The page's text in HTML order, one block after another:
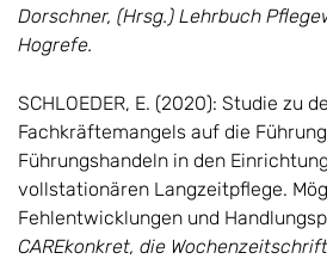
Dorschner, (Hrsg.) Lehrbuch
Hogrefe.
SCHLOEDER, E. (2020): Studie zu
Fachkräftemangels auf die
Führungshandeln in den
vollstationären Langzeitpflege.
Fehlentwicklungen und
CAREkonkret, die